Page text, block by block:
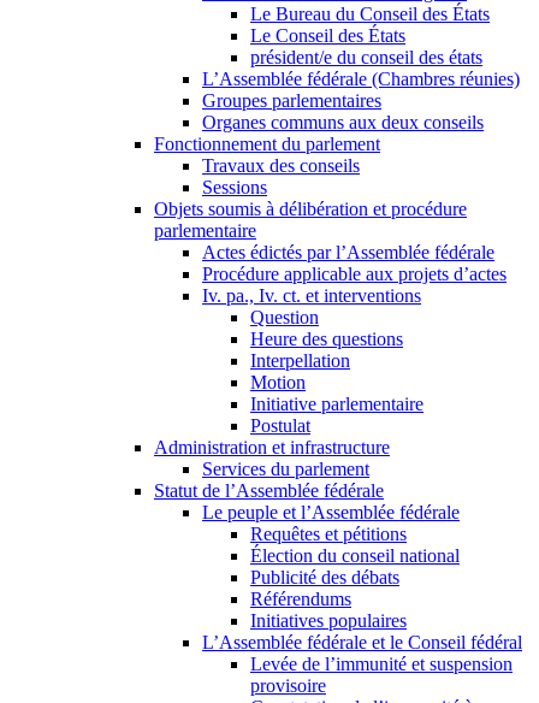
Le Bureau du Conseil des États
Le Conseil des États
président/e du conseil des états
L’Assemblée fédérale (Chambres réunies)
Groupes parlementaires
Organes communs aux deux conseils
Fonctionnement du parlement
Travaux des conseils
Sessions
Objets soumis à délibération et procédure
parlementaire
Actes édictés par l’Assemblée fédérale
Procédure applicable aux projets d’actes
Iv. pa., Iv. ct. et interventions
Question
Heure des questions
Interpellation
Motion
Initiative parlementaire
Postulat
Administration et infrastructure
Services du parlement
Statut de l’Assemblée fédérale
Le peuple et l’Assemblée fédérale
Requêtes et pétitions
Élection du conseil national
Publicité des débats
Référendums
Initiatives populaires
L’Assemblée fédérale et le Conseil fédéral
Levée de l’immunité et suspension
provisoire